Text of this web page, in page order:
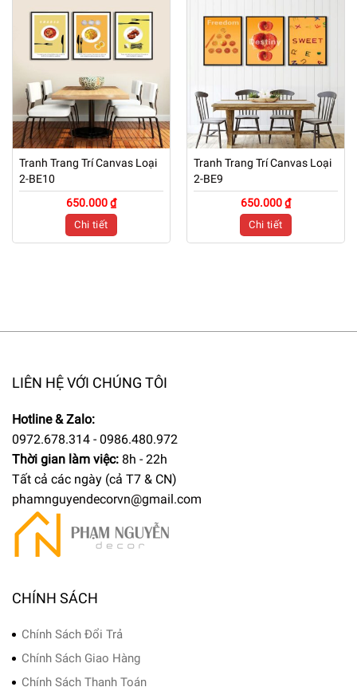
Tranh Trang Trí Canvas Loại
2-BE10
650.000 ₫
Chi tiết
Tranh Trang Trí Canvas Loại
2-BE9
650.000 ₫
Chi tiết
LIÊN HỆ VỚI CHÚNG TÔI
Hotline & Zalo:
0972.678.314 - 0986.480.972
Thời gian làm việc: 8h - 22h
Tất cả các ngày (cả T7 & CN)
phamnguyendecorvn@gmail.com
CHÍNH SÁCH
Chính Sách Đổi Trả
Chính Sách Giao Hàng
Chính Sách Thanh Toán